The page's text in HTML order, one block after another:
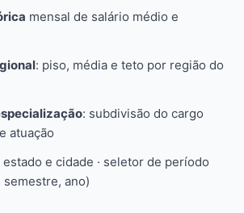
mensal de salário médio e
: piso, média e teto por região do
: subdivisão do cargo
atuação
e cidade · seletor de período
ano)